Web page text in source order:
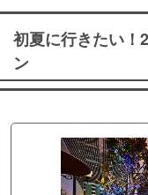
初夏に行きたい！
ン